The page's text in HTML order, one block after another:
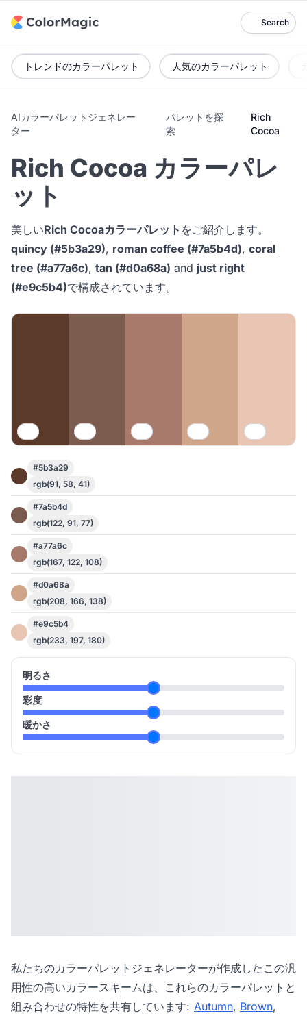
Search
トレンドのカラーパレット 人気のカラーパレット
AIカラーパレットジェネレー
ター
パレットを探
索
Rich
Cocoa
Rich Cocoa カラーパレ
ット
美しいRich Cocoaカラーパレット をご紹介します。
quincy (#5b3a29), roman coffee (#7a5b4d), coral
tree (#a77a6c), tan (#d0a68a) and just right
(#e9c5b4)で構成されています。
#5b3a29
rgb(91, 58, 41)
#7a5b4d
rgb(122, 91, 77)
#a77a6c
rgb(167, 122, 108)
#d0a68a
rgb(208, 166, 138)
#e9c5b4
rgb(233, 197, 180)
明るさ
彩度
暖かさ
私たちのカラーパレットジェネレーターが作成したこの汎
用性の高いカラースキームは、これらのカラーパレットと
組み合わせの特性を共有しています: Autumn, Brown,